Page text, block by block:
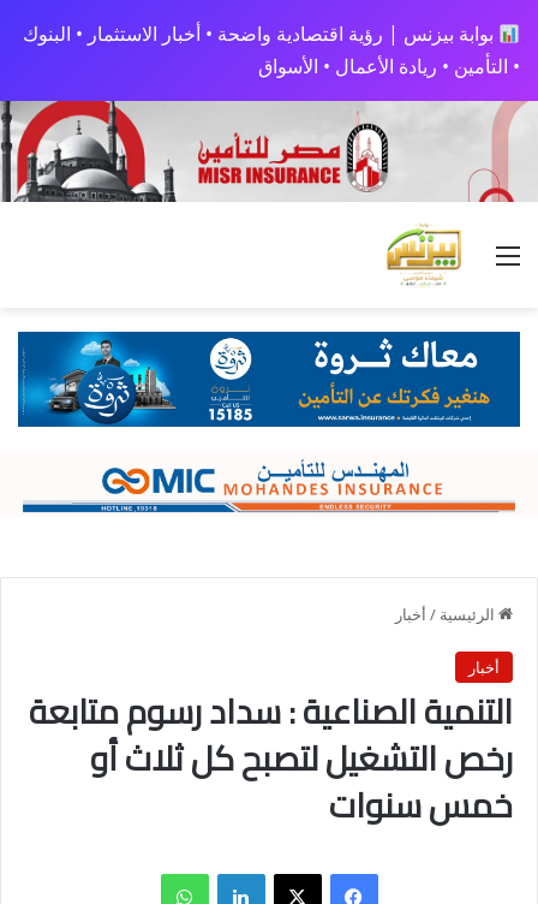
بوابة بيزنس | رؤية اقتصادية واضحة • أخبار الاستثمار • البنوك
• التأمين • ريادة الأعمال • الأسواق
القائمة
الرئيسية / أخبار
أخبار
التنمية الصناعية : سداد رسوم متابعة
رخص التشغيل لتصبح كل ثلاث أو
خمس سنوات
فيسبوك X لينكدإن